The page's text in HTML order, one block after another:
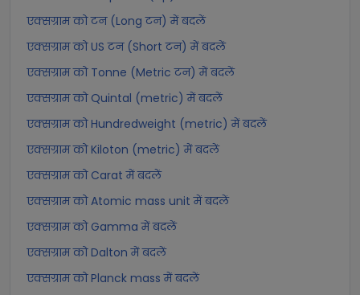
एक्सग्राम को टन (Long टन) में बदलें
एक्सग्राम को US टन (Short टन) में बदलें
एक्सग्राम को Tonne (Metric टन) में बदलें
एक्सग्राम को Quintal (metric) में बदलें
एक्सग्राम को Hundredweight (metric) में बदलें
एक्सग्राम को Kiloton (metric) में बदलें
एक्सग्राम को Carat में बदलें
एक्सग्राम को Atomic mass unit में बदलें
एक्सग्राम को Gamma में बदलें
एक्सग्राम को Dalton में बदलें
एक्सग्राम को Planck mass में बदलें